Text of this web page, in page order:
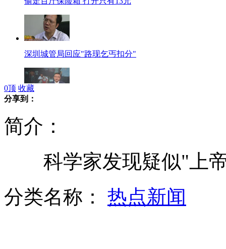
深圳城管局回应"路现乞丐扣分"
男子盗窃22年 服刑时谋划窃金店
0顶 收藏
分享到：
简介：
科学家发现疑似"上帝
分类名称： 热点新闻